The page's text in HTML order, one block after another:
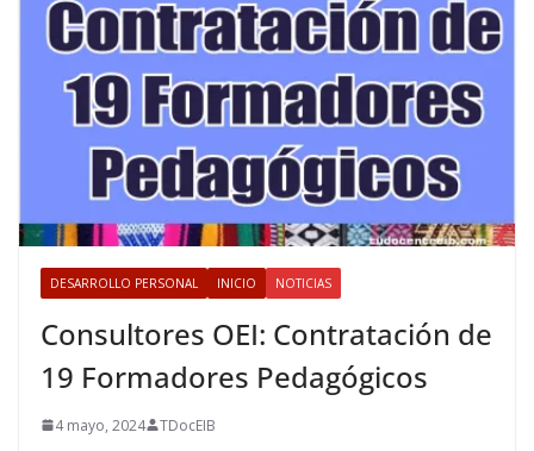
DESARROLLO PERSONAL INICIO NOTICIAS
Consultores OEI: Contratación de
19 Formadores Pedagógicos
4 mayo, 2024 TDocEIB